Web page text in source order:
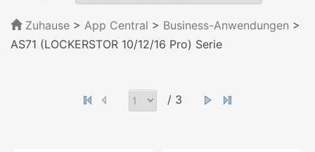
Zuhause > App Central > Business-Anwendungen >
AS71 (LOCKERSTOR 10/12/16 Pro) Serie
/ 3